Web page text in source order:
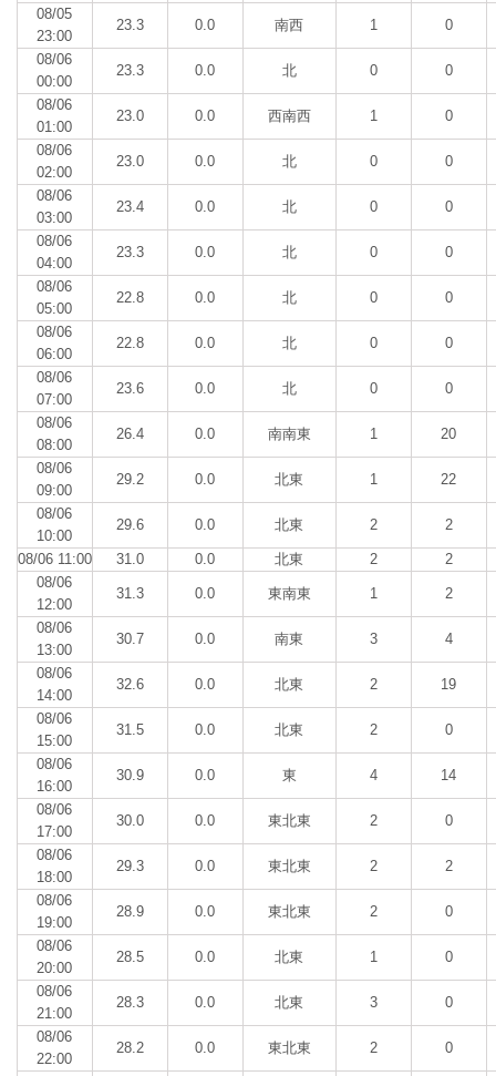
08/05
23:00
23.3 0.0 南西 1 0
08/06
00:00
23.3 0.0 北 0 0
08/06
01:00
23.0 0.0 西南西 1 0
08/06
02:00
23.0 0.0 北 0 0
08/06
03:00
23.4 0.0 北 0 0
08/06
04:00
23.3 0.0 北 0 0
08/06
05:00
22.8 0.0 北 0 0
08/06
06:00
22.8 0.0 北 0 0
08/06
07:00
23.6 0.0 北 0 0
08/06
08:00
26.4 0.0 南南東 1 20
08/06
09:00
29.2 0.0 北東 1 22
08/06
10:00
29.6 0.0 北東 2 2
08/06 11:00 31.0 0.0 北東 2
2
08/06
12:00
31.3 0.0 東南東 1 2
08/06
13:00
30.7 0.0 南東 3 4
08/06
14:00
32.6 0.0 北東 2 19
08/06
15:00
31.5 0.0 北東 2 0
08/06
16:00
30.9 0.0 東 4 14
08/06
17:00
30.0 0.0 東北東 2 0
08/06
18:00
29.3 0.0 東北東 2 2
08/06
19:00
28.9 0.0 東北東 2 0
08/06
20:00
28.5 0.0 北東 1 0
08/06
21:00
28.3 0.0 北東 3 0
08/06
22:00
28.2 0.0 東北東 2 0